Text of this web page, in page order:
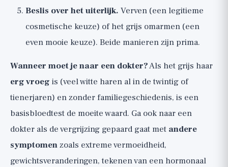
Beslis over het uiterlijk. Verven (een legitieme
cosmetische keuze) of het grijs omarmen (een
even mooie keuze). Beide manieren zijn prima.
Wanneer moet je naar een dokter?Als het grijs haar
erg vroeg is (veel witte haren al in de twintig of
tienerjaren) en zonder familiegeschiedenis, is een
basisbloedtest de moeite waard. Ga ook naar een
dokter als de vergrijzing gepaard gaat met andere
symptomenzoals extreme vermoeidheid,
gewichtsveranderingen, tekenen van een hormonaal